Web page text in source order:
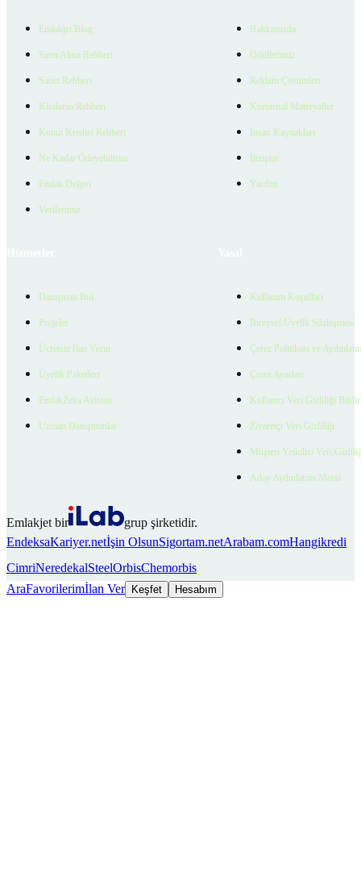
Emlakjet Blog
Satın Alma Rehberi
Satıcı Rehberi
Kiralama Rehberi
Konut Kredisi Rehberi
Ne Kadar Ödeyebilirim
Emlak Değeri
Verilerimiz
Hakkımızda
Ödüllerimiz
Reklam Çözümleri
Kurumsal Materyaller
İnsan Kaynakları
İletişim
Yardım
Danışman Bul
Projeler
Ücretsiz İlan Verin
Üyelik Paketleri
EmlakZeka Asistan
Uzman Danışmanlar
Kullanım Koşulları
Bireysel Üyelik Sözleşmesi
Çerez Politikası ve
Çerez Ayarları
Kullanıcı Veri Gizliliği
Ziyaretçi Veri Gizliliği
Müşteri Yetkilisi Veri
Aday Aydınlatma Metni
Emlakjet bir
grup şirketidir.
EndeksaKariyer.netİşin OlsunSigortam.netArabam.comHangikredi
CimriNeredekalSteelOrbisChemorbis
AraFavorilerimİlan Ver Keşfet Hesabım